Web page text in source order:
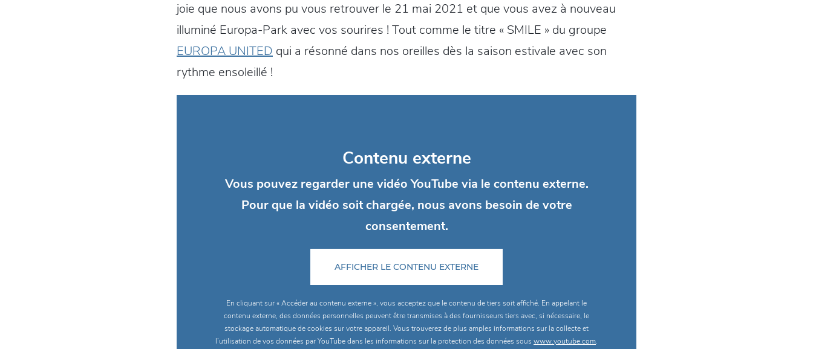
joie que nous avons pu vous retrouver le 21 mai 2021 et que vous avez à nouveau
illuminé Europa-Park avec vos sourires ! Tout comme le titre « SMILE » du groupe
EUROPA UNITED qui a résonné dans nos oreilles dès la saison estivale avec son
rythme ensoleillé !
Contenu externe
Vous pouvez regarder une vidéo YouTube via le contenu externe.
Pour que la vidéo soit chargée, nous avons besoin de votre
consentement.
AFFICHER LE CONTENU EXTERNE
En cliquant sur « Accéder au contenu externe », vous acceptez que le contenu de tiers soit affiché. En appelant le
contenu externe, des données personnelles peuvent être transmises à des fournisseurs tiers avec, si nécessaire, le
stockage automatique de cookies sur votre appareil. Vous trouverez de plus amples informations sur la collecte et
l’utilisation de vos données par YouTube dans les informations sur la protection des données sous www.youtube.com.